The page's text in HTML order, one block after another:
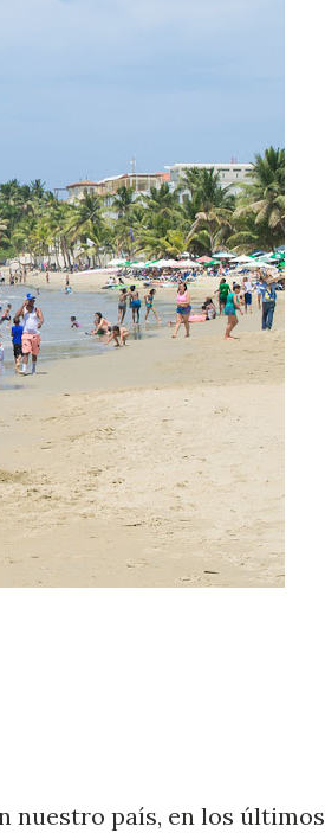
nuestro país, en los últimos